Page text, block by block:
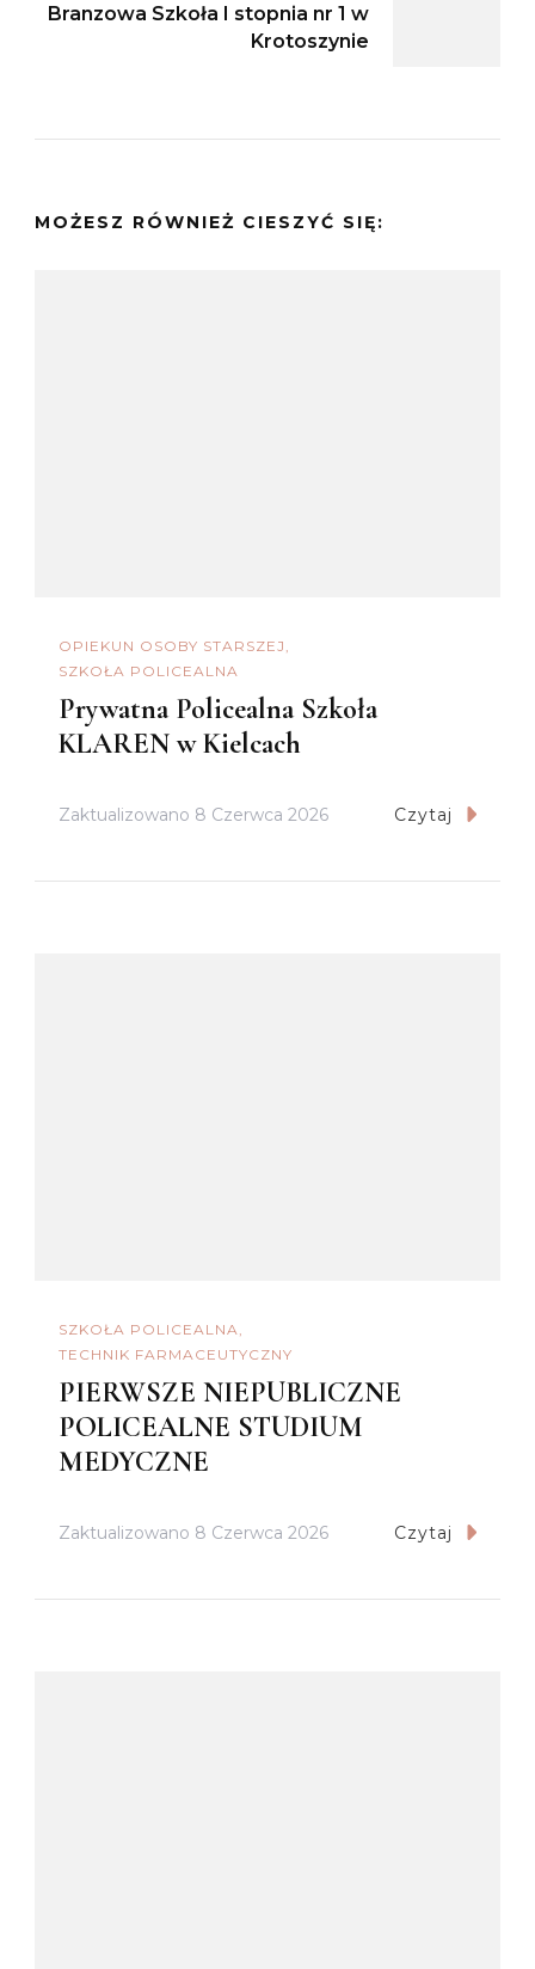
Branzowa Szkoła I stopnia nr 1 w
Krotoszynie
MOŻESZ RÓWNIEŻ CIESZYĆ SIĘ:
OPIEKUN OSOBY STARSZEJ
SZKOŁA POLICEALNA
Prywatna Policealna Szkoła
KLAREN w Kielcach
Zaktualizowano 8 Czerwca 2026 Czytaj
SZKOŁA POLICEALNA
TECHNIK FARMACEUTYCZNY
PIERWSZE NIEPUBLICZNE
POLICEALNE STUDIUM
MEDYCZNE
Zaktualizowano 8 Czerwca 2026 Czytaj